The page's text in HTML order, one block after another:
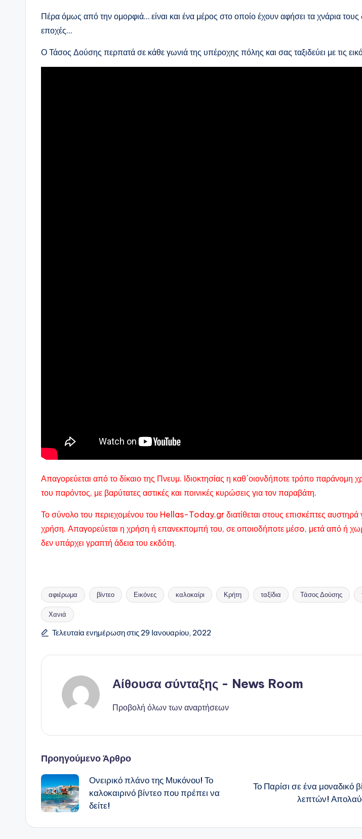
Πέρα όμως από την ομορφιά… είναι και ένα μέρος στο οποίο έχουν αφήσει τα χνάρια τους
εποχές…
Ο Τάσος Δούσης περπατά σε κάθε γωνιά της υπέροχης πόλης και σας ταξιδεύει με τις
Απαγορεύεται από το δίκαιο της Πνευμ. Ιδιοκτησίας η καθ΄οιονδήποτε τρόπο παράνομη
του παρόντος, με βαρύτατες αστικές και ποινικές κυρώσεις για τον παραβάτη.
Το σύνολο του περιεχομένου του Hellas-Today.gr διατίθεται στους επισκέπτες
χρήση. Απαγορεύεται η χρήση ή επανεκπομπή του, σε οποιοδήποτε μέσo, μετά από ή
δεν υπάρχει γραπτή άδεια του εκδότη.
Ετικέτες:
αφιέρωμα βίντεο Εικόνες καλοκαίρι Κρήτη ταξίδια Τάσος Δούσης
Χανιά
Τελευταία ενημέρωση στις 29 Ιανουαρίου, 2022
Αίθουσα σύνταξης - News Room
Προβολή όλων των αναρτήσεων
Πλοήγηση
δημοσιεύσεων
Προηγούμενο Άρθρο
Ονειρικό πλάνο της Μυκόνου! Το
καλοκαιρινό βίντεο που πρέπει να
δείτε!
Το Παρίσι σε ένα μοναδικό
λεπτών!